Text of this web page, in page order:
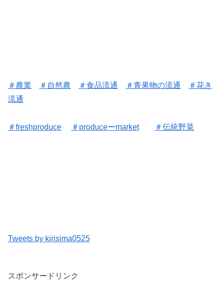
＃農業 ＃自然農 ＃食品流通 ＃青果物の流通
＃花き
流通
＃freshproduce ＃produceーmarket ＃伝統野菜
Tweets by kirisima0525
スポンサードリンク